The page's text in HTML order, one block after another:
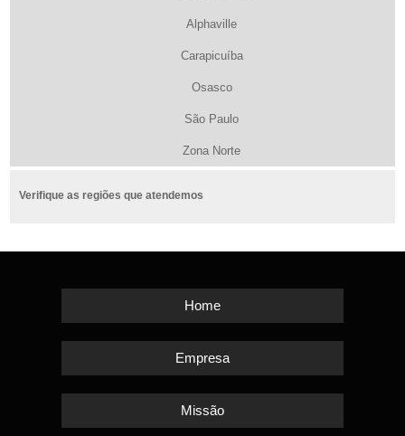
Alphaville
Carapicuíba
Osasco
São Paulo
Zona Norte
Verifique as regiões que atendemos
Home
Empresa
Missão